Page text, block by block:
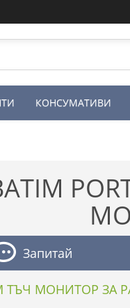
КОНСУМАТИВИ
Запитай
ТЪЧ МОНИТОР ЗА